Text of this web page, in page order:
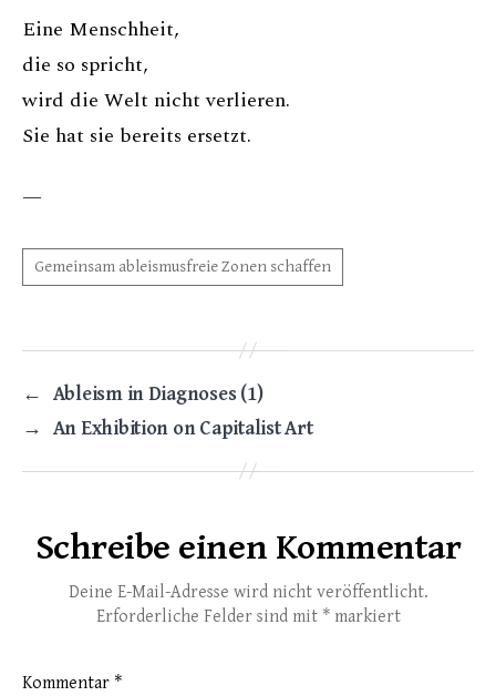
Eine Menschheit,
die so spricht,
wird die Welt nicht verlieren.
Sie hat sie bereits ersetzt.
—
←
Ableism in Diagnoses (1)
→
An Exhibition on Capitalist Art
Schreibe einen Kommentar
Deine E-Mail-Adresse wird nicht veröffentlicht.
Erforderliche Felder sind mit *markiert
Kommentar *